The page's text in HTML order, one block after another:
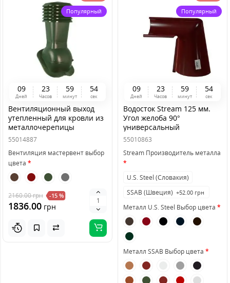
Популярный
09
Дней
23
Часов
59
минут
54
сек
Вентиляционный выход
утепленный для кровли из
металлочерепицы
Майстервент 110 мм
55014887
Вентиляция мастервент выбор
цвета
2160.00грн -15 %
1836.00 грн
Популярный
09
Дней
23
Часов
59
минут
54
сек
Водосток Stream 125 мм.
Угол желоба 90°
универсальный
55010863
Stream Производитель металла
U.S. Steel (Словакия)
SSAB (Швеция) +52.00 грн
Металл U.S. Steel Выбор цвета
Металл SSAB Выбор цвета